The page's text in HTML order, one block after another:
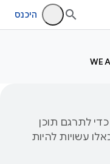
היכנס
‫Google משתמשת בטכנולוגיית AI כדי לתרגם תוכן
עשויות להיות